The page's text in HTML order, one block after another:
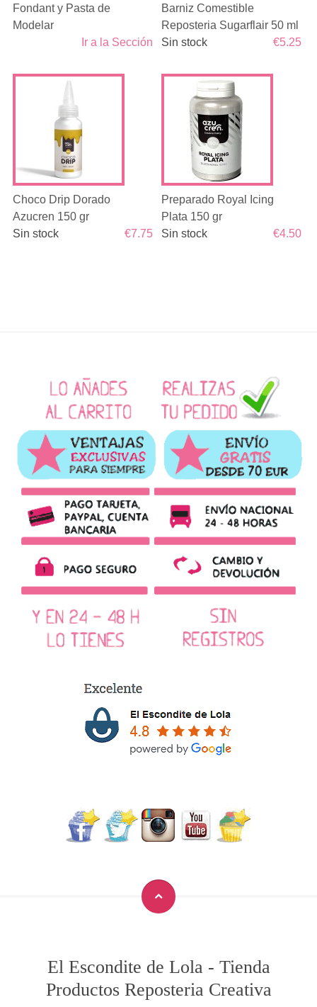
Fondant y Pasta de
Modelar
Ir a la Sección
Barniz Comestible
Reposteria Sugarflair 50 ml
€5.25
Sin stock
Choco Drip Dorado
Azucren 150 gr
€7.75
Sin stock
Preparado Royal Icing
Plata 150 gr
€4.50
Sin stock
El Escondite de Lola - Tienda
Productos Reposteria Creativa